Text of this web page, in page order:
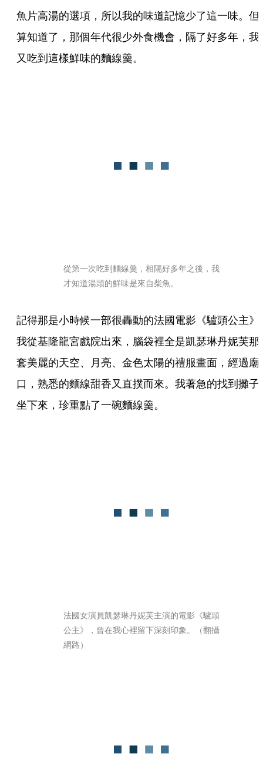
魚片高湯的選項，所以我的味道記憶少了這一味。但
算知道了，那個年代很少外食機會，隔了好多年，我
又吃到這樣鮮味的麵線羹。
從第一次吃到麵線羹，相隔好多年之後，我
才知道湯頭的鮮味是來自柴魚。
記得那是小時候一部很轟動的法國電影《驢頭公主》
我從基隆龍宮戲院出來，腦袋裡全是凱瑟琳丹妮芙那
套美麗的天空、月亮、金色太陽的禮服畫面，經過廟
口，熟悉的麵線甜香又直撲而來。我著急的找到攤子
坐下來，珍重點了一碗麵線羹。
法國女演員凱瑟琳丹妮芙主演的電影《驢頭
公主》，曾在我心裡留下深刻印象。（翻攝
網路）